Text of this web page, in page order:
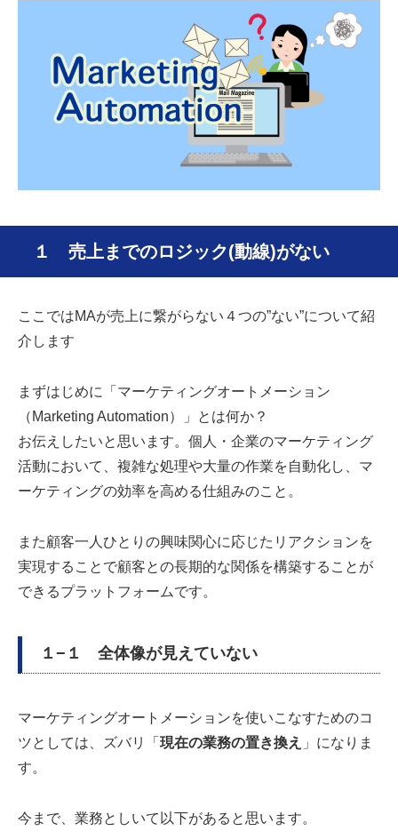
１ 売上までのロジック(動線)がない
ここではMAが売上に繋がらない４つの”ない”について紹
介します
まずはじめに「マーケティングオートメーション
（ Marketing Automation）」とは何か？
お伝えしたいと思います。個人・企業のマーケティング
活動において、複雑な処理や大量の作業を自動化し、マ
ーケティングの効率を高める仕組みのこと。
また顧客一人ひとりの興味関心に応じたリアクションを
実現することで顧客との長期的な関係を構築することが
できるプラットフォームです。
１−１ 全体像が見えていない
マーケティングオートメーションを使いこなすためのコ
ツとしては、ズバリ「 現在の業務の置き換え 」になりま
す。
今まで、業務としいて以下があると思います。